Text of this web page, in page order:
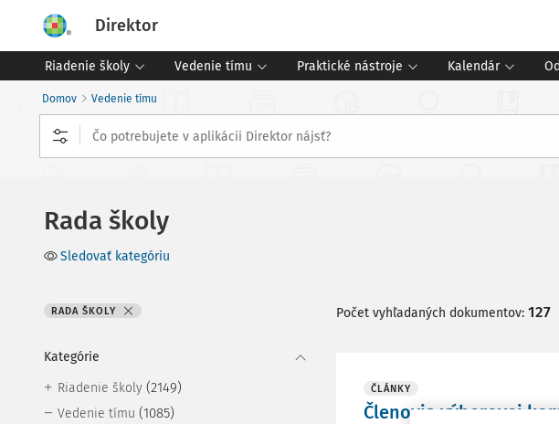
Direktor
Riadenie školy Vedenie tímu Praktické nástroje Kalendár
Domov Vedenie tímu
Rada školy
Sledovať kategóriu
RADA ŠKOLY
Kategórie
Riadenie školy (2149)
Vedenie tímu (1085)
Počet vyhľadaných dokumentov: 127
ČLÁNKY
Členovia výberovej